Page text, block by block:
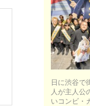
日に渋谷で
人が主人公
いコンビ・